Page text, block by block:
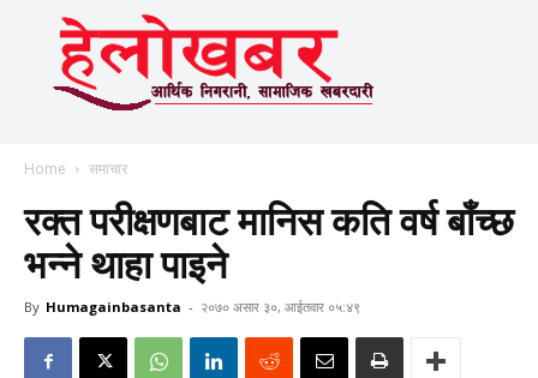
Home समाचार
रक्त परीक्षणबाट मानिस कति वर्ष बाँच्छ
भन्ने थाहा पाइने
By Humagainbasanta - २०७० असार ३०, आईतवार ०५:४९